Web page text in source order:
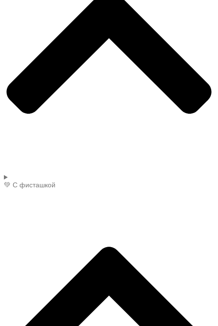
💚 С фисташкой